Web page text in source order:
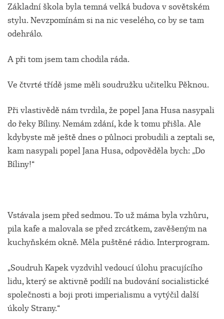
Základní škola byla temná velká budova v sovětském
stylu. Nevzpomínám si na nic veselého, co by se tam
odehrálo.
A při tom jsem tam chodila ráda.
Ve čtvrté třídě jsme měli soudružku učitelku Pěknou.
Při vlastivědě nám tvrdila, že popel Jana Husa nasypali
do řeky Bíliny. Nemám zdání, kde k tomu přišla. Ale
kdybyste mě ještě dnes o půlnoci probudili a zeptali se,
kam nasypali popel Jana Husa, odpověděla bych: „Do
Bíliny!“
Vstávala jsem před sedmou. To už máma byla vzhůru,
pila kafe a malovala se před zrcátkem, zavěšeným na
kuchyňském okně. Měla puštěné rádio. Interprogram.
„Soudruh Kapek vyzdvihl vedoucí úlohu pracujícího
lidu, který se aktivně podílí na budování socialistické
společnosti a boji proti imperialismu a vytýčil další
úkoly Strany.“